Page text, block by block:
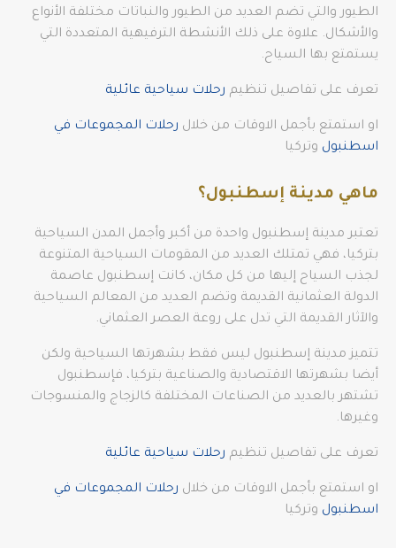
الطيور والتي تضم العديد من الطيور والنباتات مختلفة الأنواع
والأشكال. علاوة على ذلك الأنشطة الترفيهية المتعددة التي
يستمتع بها السياح.
تعرف على تفاصيل تنظيم رحلات سياحية عائلية
او استمتع بأجمل الاوقات من خلال رحلات المجموعات في
اسطنبول وتركيا
ماهي مدينة إسطنبول؟
تعتبر مدينة إسطنبول واحدة من أكبر وأجمل المدن السياحية
بتركيا، فهي تمتلك العديد من المقومات السياحية المتنوعة
لجذب السياح إليها من كل مكان، كانت إسطنبول عاصمة
الدولة العثمانية القديمة وتضم العديد من المعالم السياحية
والآثار القديمة التي تدل على روعة العصر العثماني.
تتميز مدينة إسطنبول ليس فقط بشهرتها السياحية ولكن
أيضا بشهرتها الاقتصادية والصناعية بتركيا، فإسطنبول
تشتهر بالعديد من الصناعات المختلفة كالزجاج والمنسوجات
وغيرها.
تعرف على تفاصيل تنظيم رحلات سياحية عائلية
او استمتع بأجمل الاوقات من خلال رحلات المجموعات في
اسطنبول وتركيا